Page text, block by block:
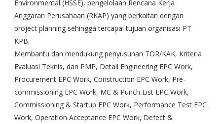
Environmental (HSSE), pengelolaan Rencana Kerja
Anggaran Perusahaan (RKAP) yang berkaitan dengan
project planning sehingga tercapai tujuan organisasi PT
KPB.
Membantu dan mendukung penyusunan TOR/KAK, Kriteria
Evaluasi Teknis, dan PMP, Detail Engineering EPC Work,
Procurement EPC Work, Construction EPC Work, Pre-
commissioning EPC Work, MC & Punch List EPC Work,
Commissioning & Startup EPC Work, Performance Test EPC
Work, Operation Acceptance EPC Work, Defect &